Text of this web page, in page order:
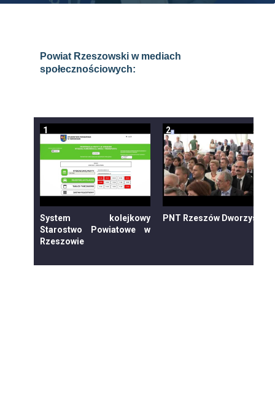
Powiat Rzeszowski w mediach
społecznościowych:
1
System kolejkowy
Starostwo Powiatowe w
Rzeszowie
2
PNT Rzeszów Dworzysko